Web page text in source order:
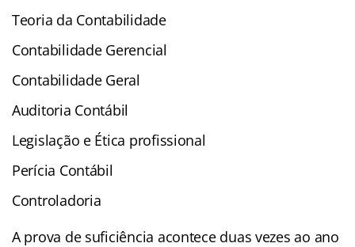
Teoria da Contabilidade
Contabilidade Gerencial
Contabilidade Geral
Auditoria Contábil
Legislação e Ética profissional
Perícia Contábil
Controladoria
A prova de suficiência acontece duas vezes ao ano